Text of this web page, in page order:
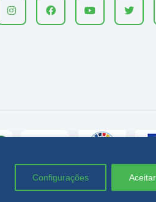
Configurações
Política de privacidade